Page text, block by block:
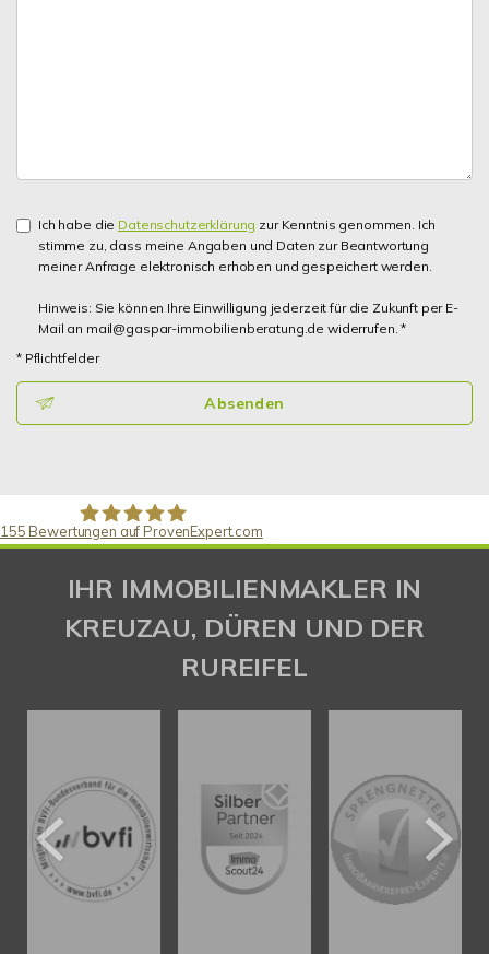
Ich habe die Datenschutzerklärung zur Kenntnis genommen. Ich
stimme zu, dass meine Angaben und Daten zur Beantwortung
meiner Anfrage elektronisch erhoben und gespeichert werden.
Hinweis: Sie können Ihre Einwilligung jederzeit für die Zukunft per E-
Mail an mail@gaspar-immobilienberatung.de widerrufen. *
* Pflichtfelder
Absenden
Gaspar Immobilienberatung
155 Bewertungen auf ProvenExpert.com
IHR IMMOBILIENMAKLER IN
KREUZAU, DÜREN UND DER
RUREIFEL